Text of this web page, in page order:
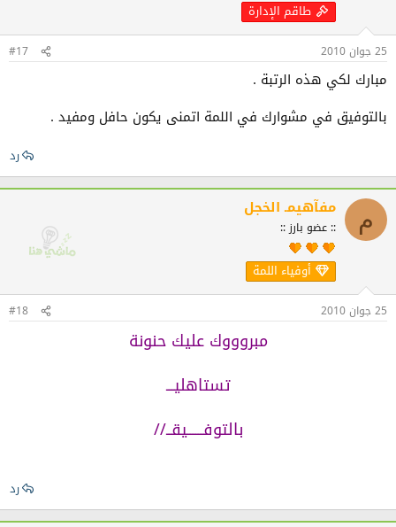
طاقم الإدارة
25 جوان 2010 #17
مبارك لكي هذه الرتبة .
بالتوفيق في مشوارك في اللمة اتمنى يكون حافل ومفيد .
رد
م مفآهيمـ الخجل
:: عضو بارز ::
أوفياء اللمة
25 جوان 2010 #18
مبروووك عليك حنونة
تستاهليـــ
بالتوفــــــيقــ//
رد